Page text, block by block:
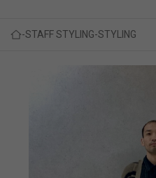
STAFF STYLING STYLING